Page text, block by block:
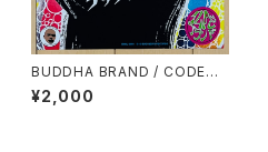
BUDDHA BRAND / CODEな
会話
¥2,000